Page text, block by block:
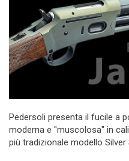
Pedersoli presenta il fucile a
moderna e "muscolosa" in
più tradizionale modello Silver